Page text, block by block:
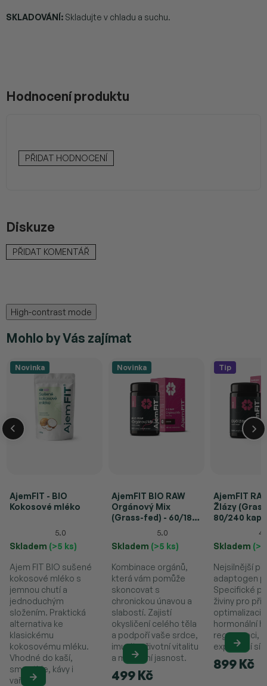
SKLADOVÁNÍ: Skladujte v chladu a suchu.
Hodnocení produktu
PŘIDAT HODNOCENÍ
Diskuze
PŘIDAT KOMENTÁŘ
High-contrast mode
Mohlo by Vás zajímat
Novinka
AjemFIT - BIO
Kokosové mléko
5.0
Skladem (>5 ks)
Ajem FIT BIO sušené
kokosové mléko s
jemnou chutí a
jednoduchým
složením. Praktická
alternativa ke
klasickému
kokosovému mléku.
Vhodné do kaší,
smoothie, kávy i
vaření.
Novinka
AjemFIT BIO RAW
Orgánový Mix
(Grass-fed) - 60/180
5.0
Skladem (>5 ks)
499 Kč
Kombinace orgánů,
která vám pomůže
skoncovat s
chronickou únavou a
slabostí. Zajistí
okysličení celého těla
a podpoří vaše srdce,
imunitu, životní vitalitu
a mentální jasnost.
Tip
AjemFIT
Žlázy
80/240
Skladem
899 Kč
Nejsilnější
adaptogen
Specifické
živiny pro
optimalizaci
hormonální
regeneraci,
explozivní